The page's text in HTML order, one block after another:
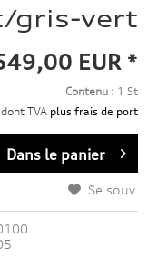
gris-vert
EUR *
Contenu : 1 St
TVA plus frais de port
Dans le panier
Se souv.